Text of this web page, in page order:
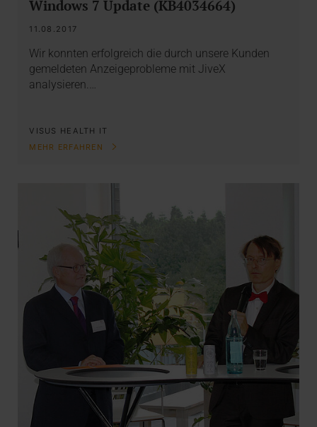
Windows 7 Update (KB4034664)
11.08.2017
Wir konnten erfolgreich die durch unsere Kunden
gemeldeten Anzeigeprobleme mit JiveX
analysieren.…
VISUS HEALTH IT
MEHR ERFAHREN